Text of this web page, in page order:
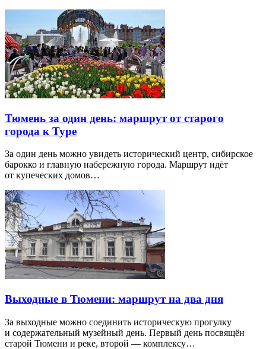
Тюмень за один день: маршрут от старого
города к Туре
За один день можно увидеть исторический центр, сибирское
барокко и главную набережную города. Маршрут идёт
от купеческих домов…
Выходные в Тюмени: маршрут на два дня
За выходные можно соединить историческую прогулку
и содержательный музейный день. Первый день посвящён
старой Тюмени и реке, второй — комплексу…